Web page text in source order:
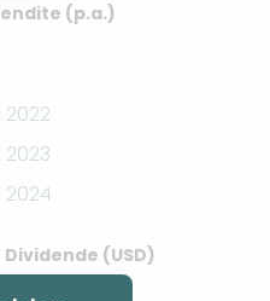
(p.a.)
2022
2023
2024
(USD)